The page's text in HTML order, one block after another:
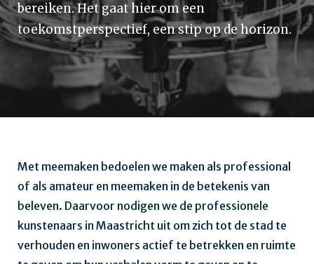
bereiken. Het gaat hier om een
toekomstperspectief, een stip op de horizon.
Met meemaken bedoelen we maken als professional
of als amateur en meemaken in de betekenis van
beleven. Daarvoor nodigen we de professionele
kunstenaars in Maastricht uit om zich tot de stad te
verhouden en inwoners actief te betrekken en ruimte